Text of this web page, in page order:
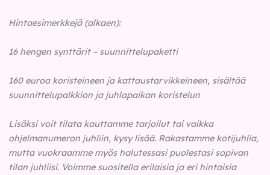
Hintaesimerkkejä (alkaen):
16 hengen synttärit – suunnittelupaketti
160 euroa koristeineen ja kattaustarvikkeineen, sisältää
suunnittelupalkkion ja juhlapaikan koristelun
Lisäksi voit tilata kauttamme tarjoilut tai vaikka
ohjelmanumeron juhliin, kysy lisää. Rakastamme kotijuhlia,
mutta vuokraamme myös halutessasi puolestasi sopivan
tilan juhliisi. Voimme suositella erilaisia ja eri hintaisia